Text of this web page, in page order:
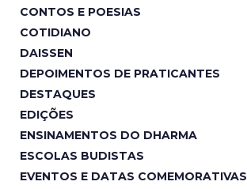
CONTOS E POESIAS
COTIDIANO
DAISSEN
DEPOIMENTOS DE PRATICANTES
DESTAQUES
EDIÇÕES
ENSINAMENTOS DO DHARMA
ESCOLAS BUDISTAS
EVENTOS E DATAS COMEMORATIVAS